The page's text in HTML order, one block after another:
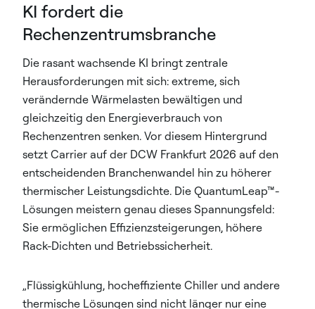
KI fordert die
Rechenzentrumsbranche
Die rasant wachsende KI bringt zentrale
Herausforderungen mit sich: extreme, sich
verändernde Wärmelasten bewältigen und
gleichzeitig den Energieverbrauch von
Rechenzentren senken. Vor diesem Hintergrund
setzt Carrier auf der DCW Frankfurt 2026 auf den
entscheidenden Branchenwandel hin zu höherer
thermischer Leistungsdichte. Die QuantumLeap™-
Lösungen meistern genau dieses Spannungsfeld:
Sie ermöglichen Effizienzsteigerungen, höhere
Rack-Dichten und Betriebssicherheit.
„Flüssigkühlung, hocheffiziente Chiller und andere
thermische Lösungen sind nicht länger nur eine